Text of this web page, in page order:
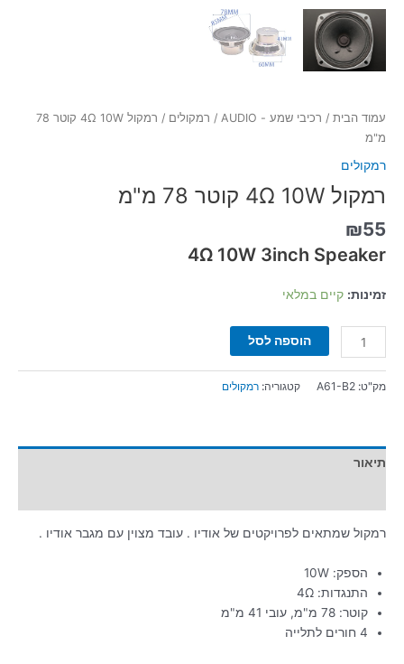
עמוד הבית / רכיבי שמע - AUDIO / רמקולים
/ רמקול 4Ω 10W קוטר 78
מ"מ
רמקולים
רמקול 4Ω 10W קוטר 78 מ"מ
₪55
4Ω 10W 3inch Speaker
זמינות: קיים במלאי
הוספה לסל
מק"ט: A61-B2 קטגוריה: רמקולים
תיאור
רמקול שמתאים לפרויקטים של אודיו . עובד מצוין עם מגבר אודיו .
הספק: 10W
התנגדות: 4Ω
קוטר: 78 מ"מ, עובי 41 מ"מ
4 חורים לתלייה